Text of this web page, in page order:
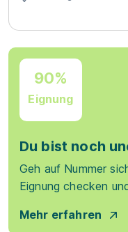
90%
Eignung
Du bist noch
Geh auf Nummer
Eignung checken
Mehr erfahren